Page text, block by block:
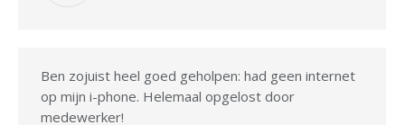
Ben zojuist heel goed geholpen: had geen internet
op mijn i-phone. Helemaal opgelost door
medewerker!